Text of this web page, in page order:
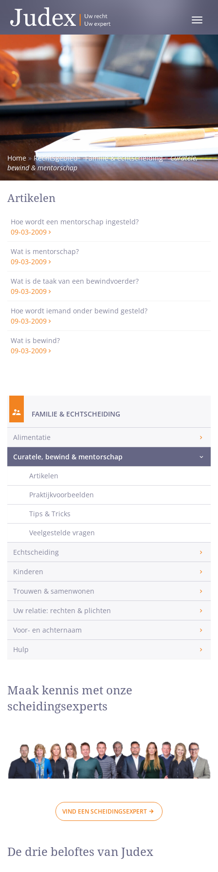
Toggle
Home » Rechtsgebied»Familie & echtscheiding»Curatele,
bewind & mentorschap
Artikelen
Hoe wordt een mentorschap ingesteld?
09-03-2009
Wat is mentorschap?
09-03-2009
Wat is de taak van een bewindvoerder?
09-03-2009
Hoe wordt iemand onder bewind gesteld?
09-03-2009
Wat is bewind?
09-03-2009
FAMILIE & ECHTSCHEIDING
Alimentatie
Curatele, bewind & mentorschap
Artikelen
Praktijkvoorbeelden
Tips & Tricks
Veelgestelde vragen
Echtscheiding
Kinderen
Trouwen & samenwonen
Uw relatie: rechten & plichten
Voor- en achternaam
Hulp
Maak kennis met onze
scheidingsexperts
VIND EEN SCHEIDINGSEXPERT
De drie beloftes van Judex